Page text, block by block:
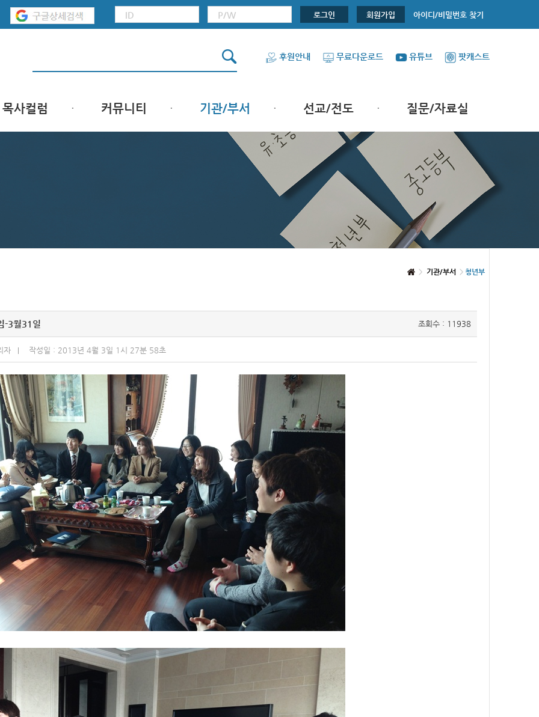
로그인 회원가입 아이디/비밀번호 찾기
후원안내 무료다운로드 유튜브 팟캐스트
목사컬럼 커뮤니티 기관/부서 선교/전도 질문/자료실
기관/부서 청년부
-3월31일 조회수 : 11938
자 작성일 : 2013년 4월 3일 1시 27분 58초